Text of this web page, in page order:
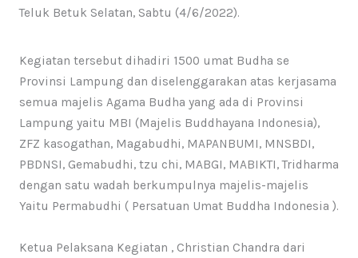
Teluk Betuk Selatan, Sabtu (4/6/2022).
Kegiatan tersebut dihadiri 1500 umat Budha se
Provinsi Lampung dan diselenggarakan atas kerjasama
semua majelis Agama Budha yang ada di Provinsi
Lampung yaitu MBI (Majelis Buddhayana Indonesia),
ZFZ kasogathan, Magabudhi, MAPANBUMI, MNSBDI,
PBDNSI, Gemabudhi, tzu chi, MABGI, MABIKTI, Tridharma
dengan satu wadah berkumpulnya majelis-majelis
Yaitu Permabudhi ( Persatuan Umat Buddha Indonesia ).
Ketua Pelaksana Kegiatan , Christian Chandra dari